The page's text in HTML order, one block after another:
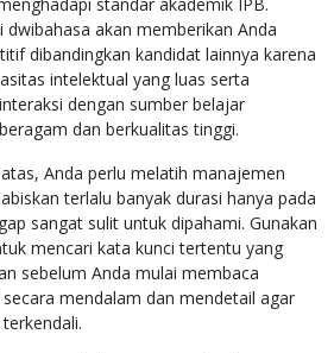
standar akademik IPB.
dwibahasa akan memberikan Anda
dibandingkan kandidat lainnya karena
intelektual yang luas serta
dengan sumber belajar
dan berkualitas tinggi.
Anda perlu melatih manajemen
terlalu banyak durasi hanya pada
sangat sulit untuk dipahami. Gunakan
mencari kata kunci tertentu yang
sebelum Anda mulai membaca
mendalam dan mendetail agar